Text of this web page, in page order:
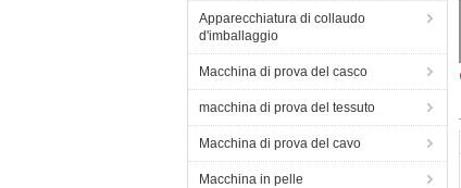
Apparecchiatura di collaudo
d'imballaggio
Macchina di prova del casco
macchina di prova del tessuto
Macchina di prova del cavo
Macchina in pelle